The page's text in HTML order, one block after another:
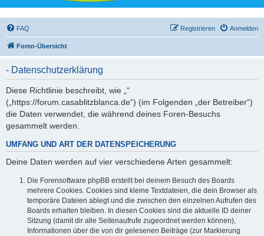
FAQ Anmelden
Registrieren
Foren-Übersicht
- Datenschutzerklärung
Diese Richtlinie beschreibt, wie „“
(„https://forum.casablitzblanca.de“) (im Folgenden „der Betreiber“)
die Daten verwendet, die während deines Foren-Besuchs
gesammelt werden.
UMFANG UND ART DER DATENSPEICHERUNG
Deine Daten werden auf vier verschiedene Arten gesammelt:
Die Forensoftware phpBB erstellt bei deinem Besuch des Boards
mehrere Cookies. Cookies sind kleine Textdateien, die dein Browser als
temporäre Dateien ablegt und die zwischen den einzelnen Aufrufen des
Boards erhalten bleiben. In diesen Cookies sind die aktuelle ID deiner
Sitzung (damit dir alle Seitenaufrufe zugeordnet werden können),
Informationen über die von dir gelesenen Beiträge (zur Markierung